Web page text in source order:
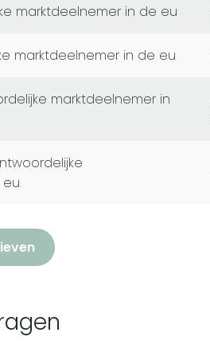
marktdeelnemer in de eu
marktdeelnemer in de eu